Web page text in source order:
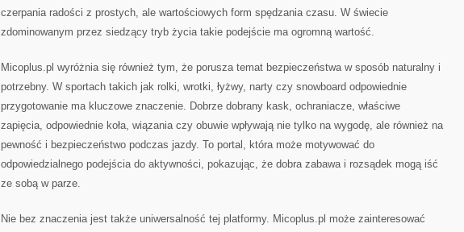
czerpania radości z prostych, ale wartościowych form spędzania czasu. W świecie
zdominowanym przez siedzący tryb życia takie podejście ma ogromną wartość.
Micoplus.pl wyróżnia się również tym, że porusza temat bezpieczeństwa w sposób naturalny i
potrzebny. W sportach takich jak rolki, wrotki, łyżwy, narty czy snowboard odpowiednie
przygotowanie ma kluczowe znaczenie. Dobrze dobrany kask, ochraniacze, właściwe
zapięcia, odpowiednie koła, wiązania czy obuwie wpływają nie tylko na wygodę, ale również na
pewność i bezpieczeństwo podczas jazdy. To portal, która może motywować do
odpowiedzialnego podejścia do aktywności, pokazując, że dobra zabawa i rozsądek mogą iść
ze sobą w parze.
Nie bez znaczenia jest także uniwersalność tej platformy. Micoplus.pl może zainteresować